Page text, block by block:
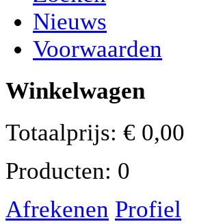
Nieuws
Voorwaarden
Winkelwagen
Totaalprijs: € 0,00
Producten: 0
Afrekenen Profiel